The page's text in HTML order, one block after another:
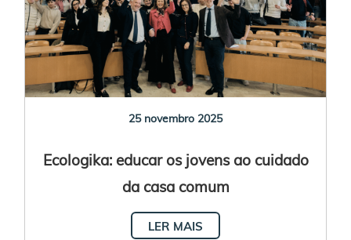
25 novembro 2025
Ecologika: educar os jovens ao cuidado
da casa comum
LER MAIS